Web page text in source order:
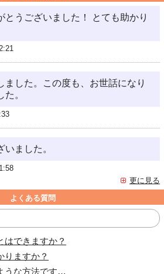
とうございました！ とても助かり
ました。この度も、お世話になり
。
ました。
更に見る
よくある質問
はできますか？
りますか？
代金の支払いはどのような方法ですか？